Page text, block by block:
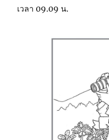
เวลา 09.09 น.